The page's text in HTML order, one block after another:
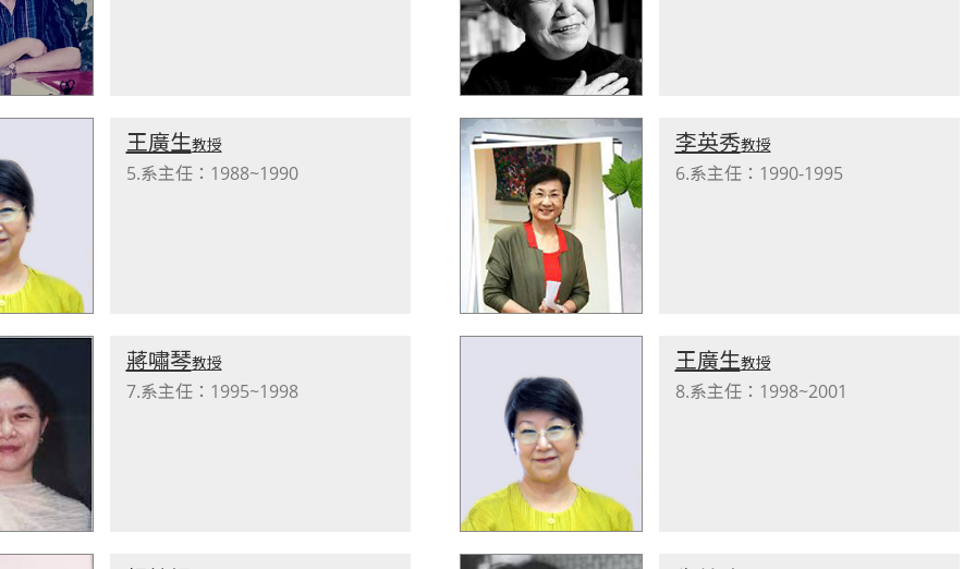
王廣生教授
5.系主任：1988~1990
李英秀教授
6.系主任：1990-1995
蔣嘯琴教授
7.系主任：1995~1998
王廣生教授
8.系主任：1998~2001